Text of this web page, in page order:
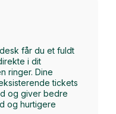
får du et fuldt
i dit
ringer. Dine
tickets
og giver bedre
og hurtigere